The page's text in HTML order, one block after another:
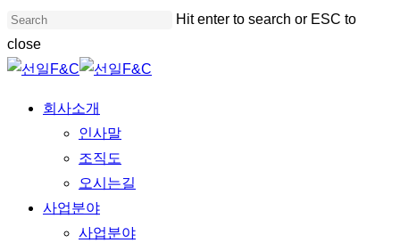
Skip
to
main
Hit enter to search or ESC to
close
Close
Menu
회사소개
인사말
조직도
오시는길
사업분야
사업분야